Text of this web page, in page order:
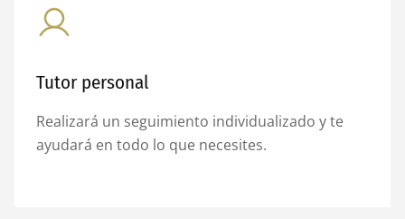
Tutor personal
Realizará un seguimiento individualizado y te
ayudará en todo lo que necesites.